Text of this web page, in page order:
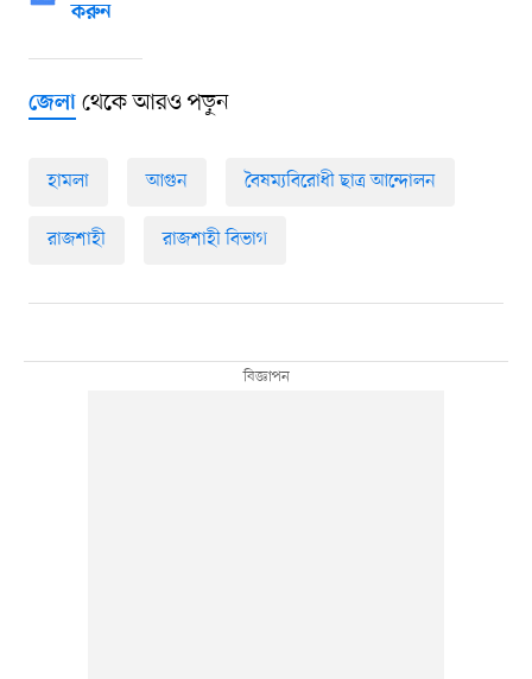
করুন
জেলাথেকে আরও পড়ুন
হামলা আগুন বৈষম্যবিরোধী ছাত্র আন্দোলন
রাজশাহী রাজশাহী বিভাগ